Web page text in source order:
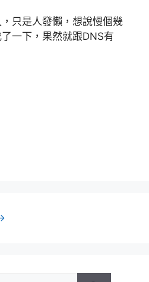
只是人發懶，想說慢個幾
一下，果然就跟DNS有